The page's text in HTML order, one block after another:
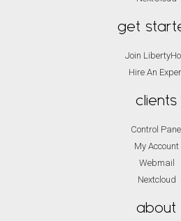
get
Join
Hire An
clients
Control Panel
My Account
Webmail
Nextcloud
about